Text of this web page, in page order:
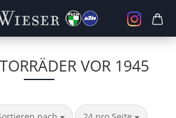
VOR 1945